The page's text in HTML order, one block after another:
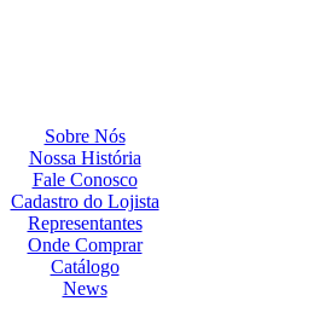
Sobre Nós
Nossa História
Fale Conosco
Cadastro do Lojista
Representantes
Onde Comprar
Catálogo
News